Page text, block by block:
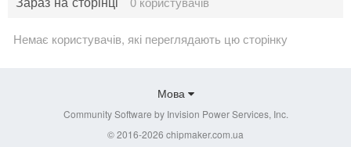
Немає користувачів, які переглядають цю сторінку
Мова
Community Software by Invision Power Services, Inc.
© 2016-2026 chipmaker.com.ua